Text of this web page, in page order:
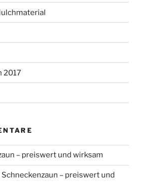
2017
– preiswert und wirksam
Schneckenzaun – preiswert und